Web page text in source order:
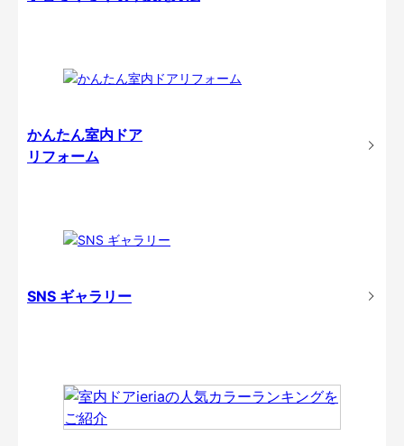
かんたん室内ドア
リフォーム
SNS ギャラリー